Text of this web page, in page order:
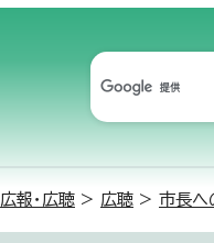
広報・広聴 > 広聴 > 市長へ